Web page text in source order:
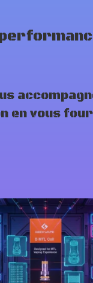
en vous